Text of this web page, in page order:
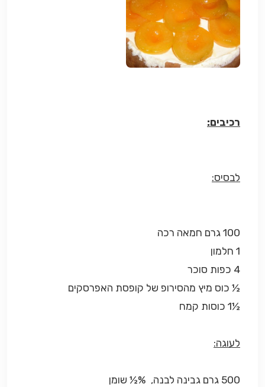
רכיבים:
לבסיס:
100 גרם חמאה רכה
1 חלמון
4 כפות סוכר
½ כוס מיץ מהסירופ של קופסת האפרסקים
½1 כוסות קמח
לעוגה:
500 גרם גבינה לבנה, %½ שומן